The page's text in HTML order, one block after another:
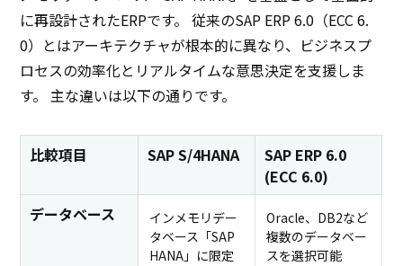
に再設計されたERPです。 従来のSAP ERP 6.0（ECC 6.
0）とはアーキテクチャが根本的に異なり、ビジネスプ
ロセスの効率化とリアルタイムな意思決定を支援しま
す。 主な違いは以下の通りです。
比較項目 SAP S/4HANA
SAP ERP 6.0
(ECC 6.0)
データベース
インメモリデー
タベース「SAP
HANA」に限定
Oracle、DB2など
複数のデータベー
スを選択可能